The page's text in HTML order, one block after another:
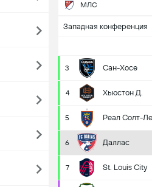
МЛС
Западная конференция
3 Сан-Хосе
4 Хьюстон Д.
5 Реал Солт-
6 Даллас
7 St. Louis City